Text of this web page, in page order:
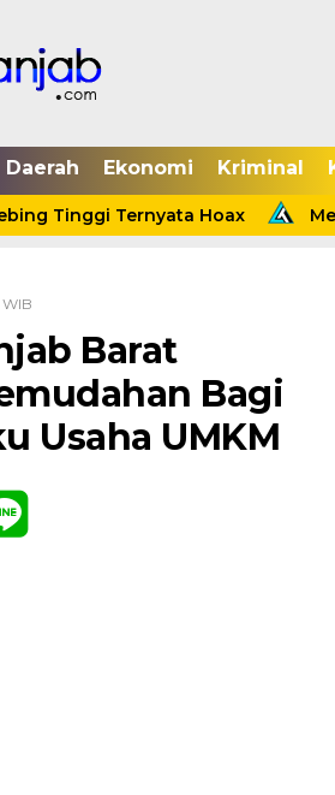
Daerah Ekonomi Kriminal
Tinggi Ternyata Hoax
Barat
Bagi
Usaha UMKM